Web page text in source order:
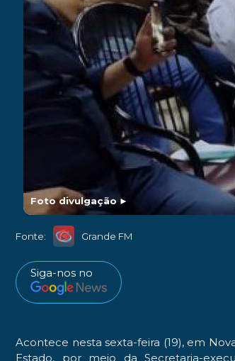
Foto divulgação►
Fonte: Grande FM
Siga-nos no
Acontece nesta sexta-feira (19), em
Estado, por meio da Secretaria-